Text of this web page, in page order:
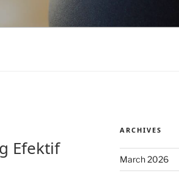
Efektif
ARCHIVES
March 2026